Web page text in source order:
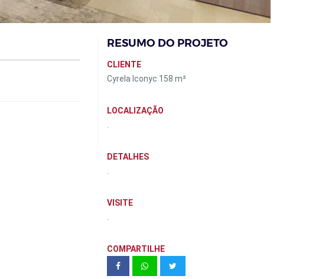
RESUMO DO PROJETO
CLIENTE
Cyrela Iconyc 158 m²
LOCALIZAÇÃO
DETALHES
VISITE
COMPARTILHE
Teaser Apto Idea